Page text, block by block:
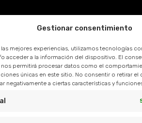
Gestionar consentimiento
las mejores experiencias, utilizamos tecnologías
o acceder a la información del dispositivo. El
permitirá procesar datos como el
únicas en este sitio. No consentir o retirar el
negativamente a ciertas características y
Frecuentes